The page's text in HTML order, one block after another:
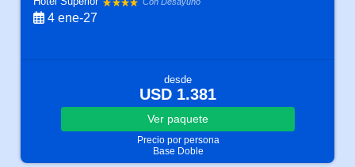
4 ene-27
desde
USD 1.381
Ver paquete
Precio por persona
Base Doble